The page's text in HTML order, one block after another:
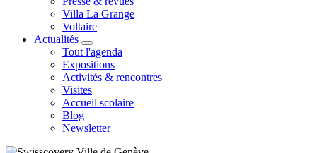
Villa La Grange
Voltaire
Actualités
Tout l'agenda
Expositions
Activités & rencontres
Visites
Accueil scolaire
Blog
Newsletter